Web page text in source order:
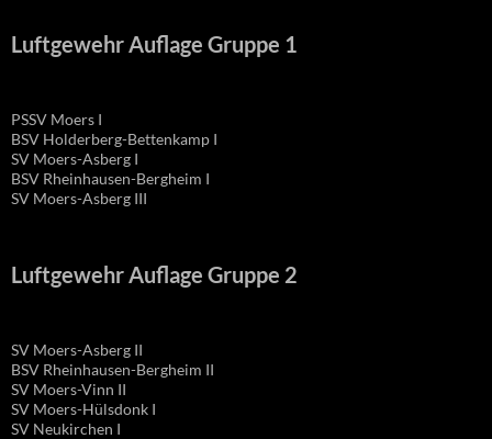
Luftgewehr Auflage Gruppe 1
PSSV Moers I
BSV Holderberg-Bettenkamp I
SV Moers-Asberg I
BSV Rheinhausen-Bergheim I
SV Moers-Asberg III
Luftgewehr Auflage Gruppe 2
SV Moers-Asberg II
BSV Rheinhausen-Bergheim II
SV Moers-Vinn II
SV Moers-Hülsdonk I
SV Neukirchen I